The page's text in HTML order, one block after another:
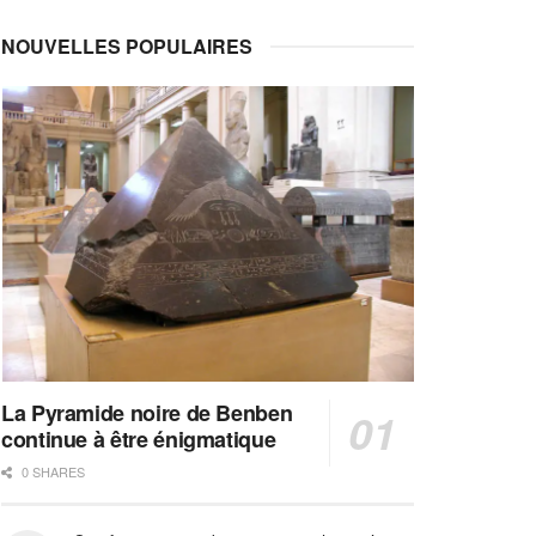
NOUVELLES POPULAIRES
La Pyramide noire de Benben
continue à être énigmatique
0 SHARES